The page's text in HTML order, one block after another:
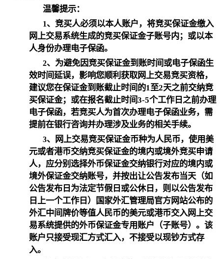
温馨提示：
1、竞买人必须以本人账户，将竞买保证金缴入
网上交易系统生成的竞买保证金子账号内；或以本
人身份办理电子保函。
2、为避免因竞买保证金到账时间或电子保函生
效时间延误，影响您顺利获取网上交易竞买资格，
建议您在保证金到账截止时间的1 至2天之前交纳竞
买保证金；或在报名截止时间3-5个工作日之前办理
电子保函，若竞买人为首次办理电子保函业务，需
提前在银行咨询并办理涉及业务的相关手续。
3、网上交易竞买保证金币种为人民币，使用美
元或者港币交纳竞买保证金的境内或境外竞买申请
人，应分别选择外币保证金交纳银行对应的境内或
境外保证金交纳账号，并按出让公告发布当天（如
公告发布日为法定节假日或公休日，则以公告发布
日上一个工作日）国家外汇管理局官方网站公布的
外汇中间牌价等值人民币的美元或港币交入网上交
易系统提供的外币保证金专用账户（子账号）。该
账户只接受现汇方式汇入，不接受以现钞方式存
入。